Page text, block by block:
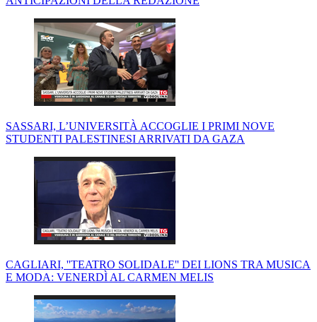
SASSARI, L’UNIVERSITÀ ACCOGLIE I PRIMI NOVE
STUDENTI PALESTINESI ARRIVATI DA GAZA
CAGLIARI, ''TEATRO SOLIDALE'' DEI LIONS TRA MUSICA
E MODA: VENERDÌ AL CARMEN MELIS